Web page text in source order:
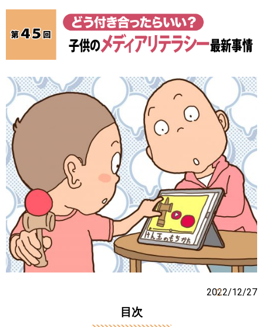
2022/12/27
目次